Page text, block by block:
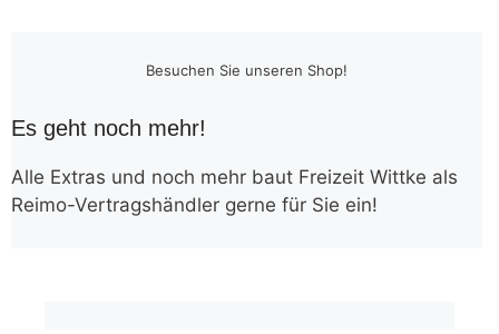
Besuchen Sie unseren Shop!
Es geht noch mehr!
Alle Extras und noch mehr baut Freizeit Wittke als
Reimo-Vertragshändler gerne für Sie ein!